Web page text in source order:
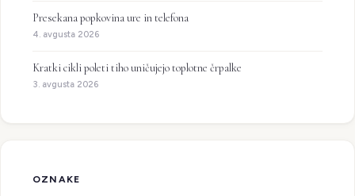
Presekana popkovina ure in telefona
4. avgusta 2026
Kratki cikli poleti tiho uničujejo toplotne črpalke
3. avgusta 2026
OZNAKE